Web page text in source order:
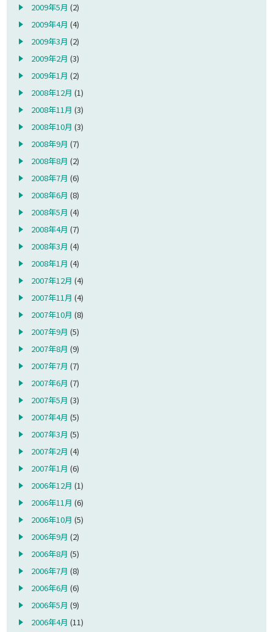
2009年5月 (2)
2009年4月 (4)
2009年3月 (2)
2009年2月 (3)
2009年1月 (2)
2008年12月 (1)
2008年11月 (3)
2008年10月 (3)
2008年9月 (7)
2008年8月 (2)
2008年7月 (6)
2008年6月 (8)
2008年5月 (4)
2008年4月 (7)
2008年3月 (4)
2008年1月 (4)
2007年12月 (4)
2007年11月 (4)
2007年10月 (8)
2007年9月 (5)
2007年8月 (9)
2007年7月 (7)
2007年6月 (7)
2007年5月 (3)
2007年4月 (5)
2007年3月 (5)
2007年2月 (4)
2007年1月 (6)
2006年12月 (1)
2006年11月 (6)
2006年10月 (5)
2006年9月 (2)
2006年8月 (5)
2006年7月 (8)
2006年6月 (6)
2006年5月 (9)
2006年4月 (11)